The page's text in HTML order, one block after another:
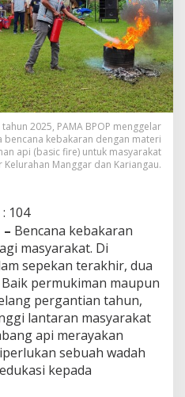
2025, PAMA BPOP menggelar
bencana kebakaran dengan materi
api (basic fire) untuk masyarakat
Kelurahan Manggar dan Kariangau.
104
Bencana kebakaran
masyarakat. Di
sepekan terakhir, dua
permukiman maupun
pergantian tahun,
lantaran masyarakat
api merayakan
sebuah wadah
kepada